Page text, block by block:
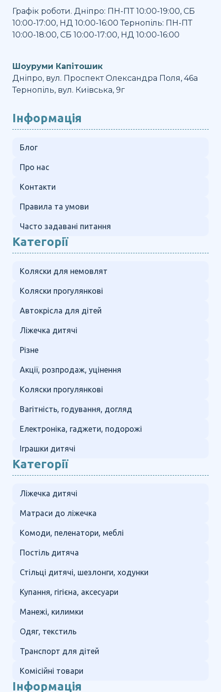
Графік роботи. Дніпро: ПН-ПТ 10:00-19:00, СБ
10:00-17:00, НД 10:00-16:00 Тернопіль: ПН-ПТ
10:00-18:00, СБ 10:00-17:00, НД 10:00-16:00
Шоуруми Капітошик
Дніпро, вул. Проспект Олександра Поля, 46а
Тернопіль, вул. Київська, 9г
Інформація
Блог
Про нас
Контакти
Правила та умови
Часто задавані питання
Категорії
Коляски для немовлят
Коляски прогулянкові
Автокрісла для дітей
Ліжечка дитячі
Різне
Акції, розпродаж, уцінення
Коляски прогулянкові
Вагітність, годування, догляд
Електроніка, гаджети, подорожі
Іграшки дитячі
Категорії
Ліжечка дитячі
Матраси до ліжечка
Комоди, пеленатори, меблі
Постіль дитяча
Стільці дитячі, шезлонги, ходунки
Купання, гігієна, аксесуари
Манежі, килимки
Одяг, текстиль
Транспорт для дітей
Комісійні товари
Інформація